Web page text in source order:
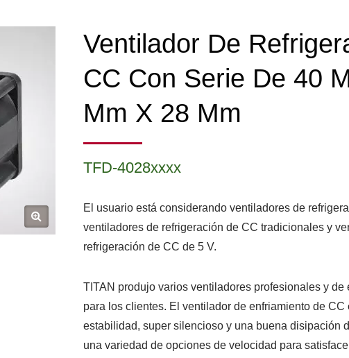
Ventilador De
CC Con Serie De 40
Mm X 28 Mm
TFD-4028xxxx
El usuario está considerando ventiladores de
ventiladores de refrigeración de CC tradicionales y
refrigeración de CC de 5 V.
TITAN produjo varios ventiladores profesionales y de
para los clientes. El ventilador de enfriamiento de CC
estabilidad, super silencioso y una buena disipación
una variedad de opciones de velocidad para